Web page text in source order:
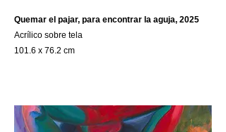
Quemar el pajar, para encontrar la aguja, 2025
Acrílico sobre tela
101.6 x 76.2 cm